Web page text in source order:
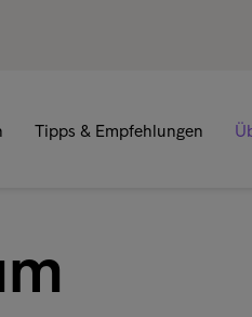
Tipps & Empfehlungen